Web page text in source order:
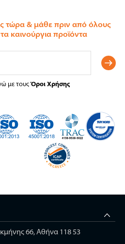
τώρα & μάθε πριν από όλους
καινούργια προϊόντα
με τουςΌροι Χρήσης
66, Αθήνα 118 53